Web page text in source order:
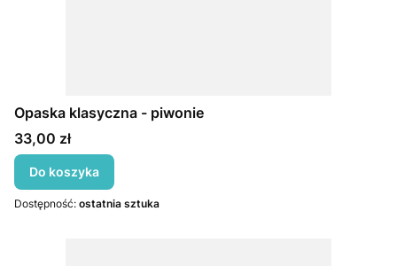
Opaska klasyczna - piwonie
Cena
33,00 zł
Do koszyka
Dostępność: ostatnia sztuka